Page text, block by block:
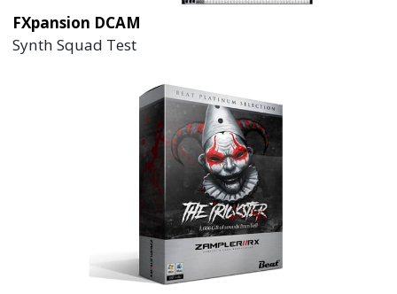
FXpansion DCAM
Synth Squad Test